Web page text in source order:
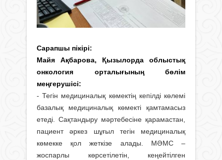
Сарапшы пікірі:
Майя Ақбарова, Қызылорда облыстық
онкология орталығының бөлім
меңгерушісі:
- Тегін медициналық көмектің кепілді көлемі
базалық медициналық көмекті қамтамасыз
етеді. Сақтандыру мәртебесіне қарамастан,
пациент әркез шұғыл тегін медициналық
көмекке қол жеткізе алады. МӘМС –
жоспарлы көрсетілетін, кеңейтілген